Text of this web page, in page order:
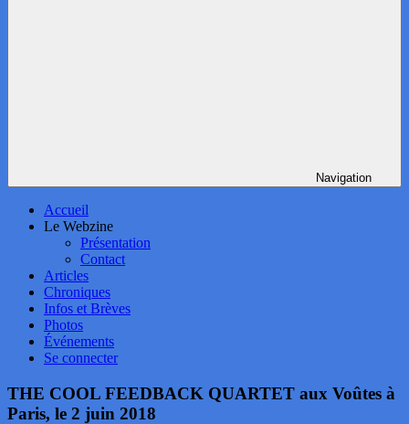
Navigation
Accueil
Le Webzine
Présentation
Contact
Articles
Chroniques
Infos et Brèves
Photos
Événements
Se connecter
THE COOL FEEDBACK QUARTET aux Voûtes à
Paris, le 2 juin 2018